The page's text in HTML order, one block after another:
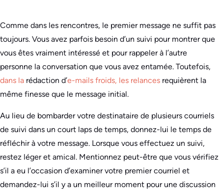
Comme dans les rencontres, le premier message ne suffit pas
toujours. Vous avez parfois besoin d’un suivi pour montrer que
vous êtes vraiment intéressé et pour rappeler à l’autre
personne la conversation que vous avez entamée. Toutefois,
dans la rédaction d’e-mails froids, les relances requièrent la
même finesse que le message initial.
Au lieu de bombarder votre destinataire de plusieurs courriels
de suivi dans un court laps de temps, donnez-lui le temps de
réfléchir à votre message. Lorsque vous effectuez un suivi,
restez léger et amical. Mentionnez peut-être que vous vérifiez
s’il a eu l’occasion d’examiner votre premier courriel et
demandez-lui s’il y a un meilleur moment pour une discussion